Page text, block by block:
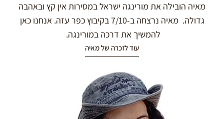
מאיה הובילה את מורינגה ישראל במסירות אין קץ ובאהבה
גדולה. מאיה נרצחה ב-7/10 בקיבוץ כפר עזה. אנחנו כאן
להמשיך את דרכה במורינגה.
עוד לזכרה של מאיה